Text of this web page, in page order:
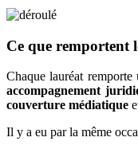
Ce que remportent
Chaque lauréat remporte
accompagnement
couverture médiatique
Il y a eu par la même